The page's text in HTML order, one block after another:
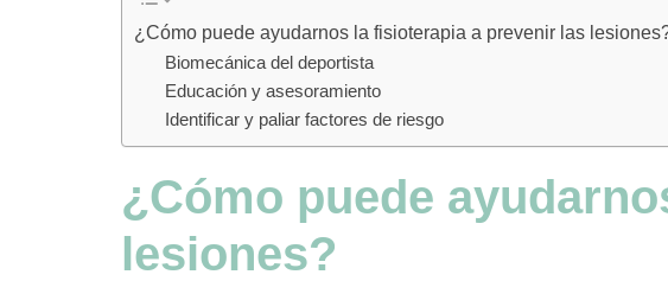
¿Cómo puede ayudarnos la fisioterapia a prevenir las
Biomecánica del deportista
Educación y asesoramiento
Identificar y paliar factores de riesgo
¿Cómo puede
lesiones?